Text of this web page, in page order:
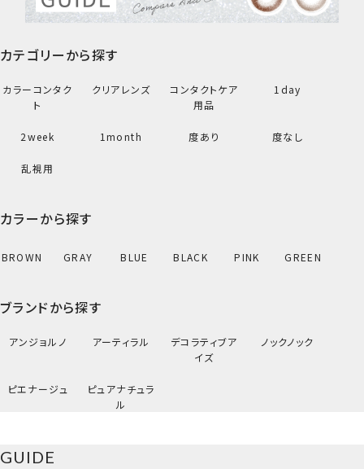
カテゴリーから探す
カラーコンタク
ト
クリアレンズ
コンタクトケア
用品
1day
2week 1month 度あり 度なし
乱視用
カラーから探す
BROWN GRAY BLUE BLACK PINK GREEN
ブランドから探す
アンジョルノ アーティラル
デコラティブア
イズ
ノックノック
ピエナージュ
ピュアナチュラ
ル
GUIDE